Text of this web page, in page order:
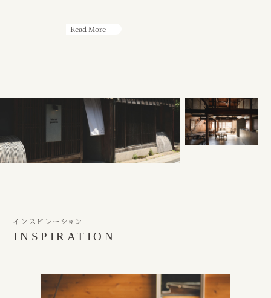
Read More
インスピレーション
INSPIRATION